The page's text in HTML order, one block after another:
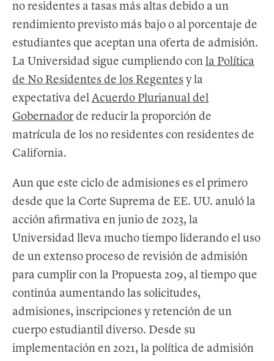
no residentes a tasas más altas debido a un
rendimiento previsto más bajo o al porcentaje de
estudiantes que aceptan una oferta de admisión.
La Universidad sigue cumpliendo con la Política
de No Residentes de los Regentes y la
expectativa del Acuerdo Plurianual del
Gobernador de reducir la proporción de
matrícula de los no residentes con residentes de
California.
Aun que este ciclo de admisiones es el primero
desde que la Corte Suprema de EE. UU. anuló la
acción afirmativa en junio de 2023, la
Universidad lleva mucho tiempo liderando el uso
de un extenso proceso de revisión de admisión
para cumplir con la Propuesta 209, al tiempo que
continúa aumentando las solicitudes,
admisiones, inscripciones y retención de un
cuerpo estudiantil diverso. Desde su
implementación en 2021, la política de admisión